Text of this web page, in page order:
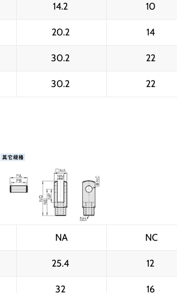
14.2 10
20.2 14
30.2 22
30.2 22
NA NC
25.4 12
32 16